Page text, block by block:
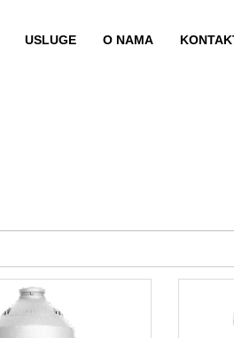
USLUGE O NAMA